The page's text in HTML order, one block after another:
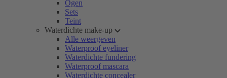
Ogen
Sets
Teint
Waterdichte make-up
Alle weergeven
Waterproof eyeliner
Waterdichte fundering
Waterproof mascara
Waterdichte concealer